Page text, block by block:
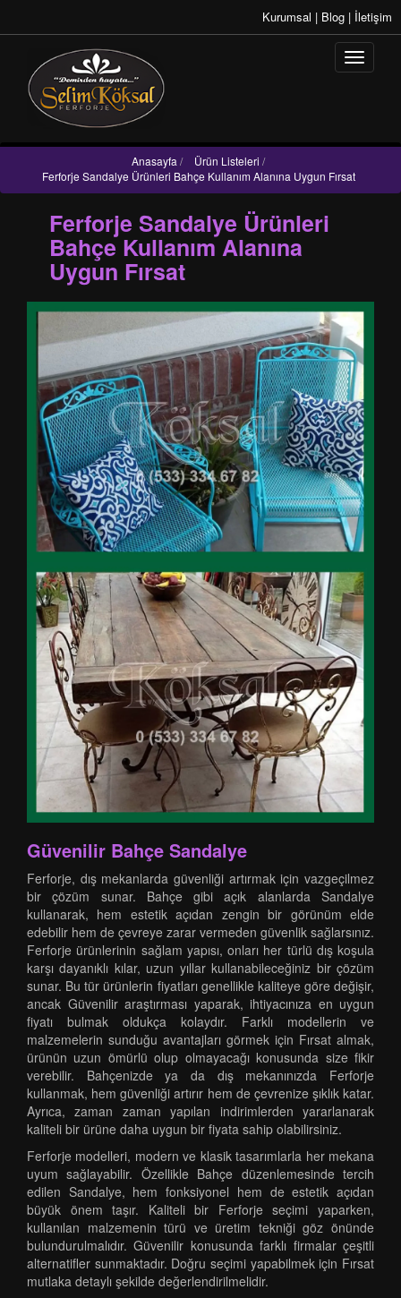
Kurumsal | Blog | İletişim
Anasayfa / Ürün Listeleri /
Ferforje Sandalye Ürünleri Bahçe Kullanım Alanına Uygun Fırsat
Ferforje Sandalye Ürünleri
Bahçe Kullanım Alanına
Uygun Fırsat
Güvenilir Bahçe Sandalye
Ferforje, dış mekanlarda güvenliği artırmak için vazgeçilmez
bir çözüm sunar. Bahçe gibi açık alanlarda Sandalye
kullanarak, hem estetik açıdan zengin bir görünüm elde
edebilir hem de çevreye zarar vermeden güvenlik sağlarsınız.
Ferforje ürünlerinin sağlam yapısı, onları her türlü dış koşula
karşı dayanıklı kılar, uzun yıllar kullanabileceğiniz bir çözüm
sunar. Bu tür ürünlerin fiyatları genellikle kaliteye göre değişir,
ancak Güvenilir araştırması yaparak, ihtiyacınıza en uygun
fiyatı bulmak oldukça kolaydır. Farklı modellerin ve
malzemelerin sunduğu avantajları görmek için Fırsat almak,
ürünün uzun ömürlü olup olmayacağı konusunda size fikir
verebilir. Bahçenizde ya da dış mekanınızda Ferforje
kullanmak, hem güvenliği artırır hem de çevrenize şıklık katar.
Ayrıca, zaman zaman yapılan indirimlerden yararlanarak
kaliteli bir ürüne daha uygun bir fiyata sahip olabilirsiniz.
Ferforje modelleri, modern ve klasik tasarımlarla her mekana
uyum sağlayabilir. Özellikle Bahçe düzenlemesinde tercih
edilen Sandalye, hem fonksiyonel hem de estetik açıdan
büyük önem taşır. Kaliteli bir Ferforje seçimi yaparken,
kullanılan malzemenin türü ve üretim tekniği göz önünde
bulundurulmalıdır. Güvenilir konusunda farklı firmalar çeşitli
alternatifler sunmaktadır. Doğru seçimi yapabilmek için Fırsat
mutlaka detaylı şekilde değerlendirilmelidir.